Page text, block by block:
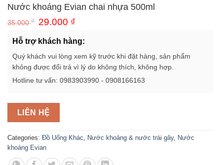
Nước khoáng Evian chai nhựa 500ml
35.000₫ 29.000 ₫
Hỗ trợ khách hàng:
Quý khách vui lòng xem kỹ trước khi đặt hàng, sản phẩm
không được đổi trả vì lý do không thích, không hợp.
Hotline tư vấn: 0983903990 - 0908166163
LIÊN HỆ
Categories: Đồ Uống Khác Nước khoảng & nước trái gây, Nước
khoáng Evian